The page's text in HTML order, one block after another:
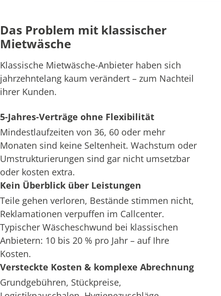
Das Problem mit klassischer
Mietwäsche
Klassische Mietwäsche-Anbieter haben sich
jahrzehntelang kaum verändert – zum Nachteil
ihrer Kunden.
5-Jahres-Verträge ohne Flexibilität
Mindestlaufzeiten von 36, 60 oder mehr
Monaten sind keine Seltenheit. Wachstum oder
Umstrukturierungen sind gar nicht umsetzbar
oder kosten extra.
Kein Überblick über Leistungen
Teile gehen verloren, Bestände stimmen nicht,
Reklamationen verpuffen im Callcenter.
Typischer Wäscheschwund bei klassischen
Anbietern: 10 bis 20 % pro Jahr – auf Ihre
Kosten.
Versteckte Kosten & komplexe Abrechnung
Grundgebühren, Stückpreise,